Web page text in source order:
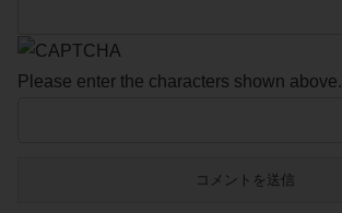
Please enter the characters shown above.